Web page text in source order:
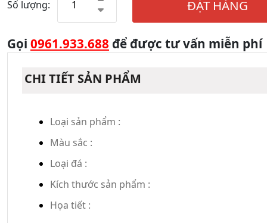
Số lượng: ĐẶT HÀNG
Gọi 0961.933.688 để được tư vấn miễn phí
CHI TIẾT SẢN PHẨM
Loại sản phẩm :
Màu sắc :
Loại đá :
Kích thước sản phẩm :
Họa tiết :